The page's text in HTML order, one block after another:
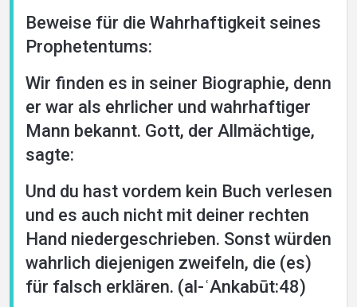
Beweise für die Wahrhaftigkeit seines
Prophetentums:
Wir finden es in seiner Biographie, denn
er war als ehrlicher und wahrhaftiger
Mann bekannt. Gott, der Allmächtige,
sagte:
Und du hast vordem kein Buch verlesen
und es auch nicht mit deiner rechten
Hand niedergeschrieben. Sonst würden
wahrlich diejenigen zweifeln, die (es)
für falsch erklären. (al-ʿAnkabūt:48)